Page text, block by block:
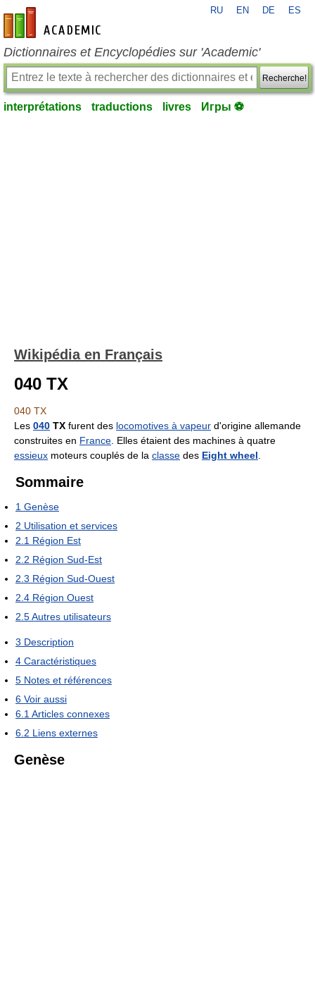
fr-academic.com
RU EN DE ES
Dictionnaires et Encyclopédies sur 'Academic'
Recherche!
interprétations traductions livres Игры ⚽
Wikipédia en Français
040 TX
040 TX
Les 040 TX furent des locomotives à vapeur d'origine allemande
construites en France . Elles étaient des machines à quatre
essieux moteurs couplés de la classe des Eight wheel
Sommaire
1 Genèse
2 Utilisation et services
2.1 Région Est
2.2 Région Sud-Est
2.3 Région Sud-Ouest
2.4 Région Ouest
2.5Autres utilisateurs
3 Description
4 Caractéristiques
5 Notes et références
6 Voir aussi
6.1 Articles connexes
6.2 Liens externes
Genèse